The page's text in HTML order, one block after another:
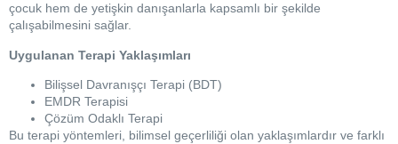
çocuk hem de yetişkin danışanlarla kapsamlı bir şekilde
çalışabilmesini sağlar.
Uygulanan Terapi Yaklaşımları
Bilişsel Davranışçı Terapi (BDT)
EMDR Terapisi
Çözüm Odaklı Terapi
Bu terapi yöntemleri, bilimsel geçerliliği olan yaklaşımlardır ve farklı